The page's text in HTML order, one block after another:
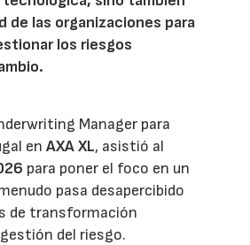
de las organizaciones para
los riesgos
Manager para
enAXA XL, asistió al
para poner el foco en un
pasa desapercibido
de transformación
del riesgo.